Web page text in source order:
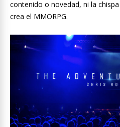
contenido o novedad, ni la
crea el MMORPG.